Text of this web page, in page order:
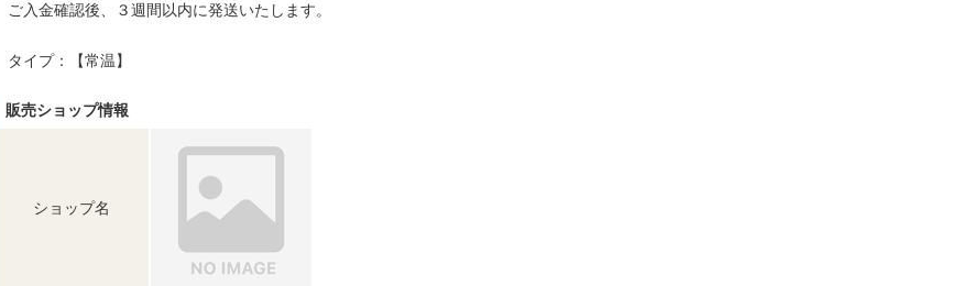
ご入金確認後、３週間以内に発送いたします。
タイプ：【常温】
販売ショップ情報
ショップ名